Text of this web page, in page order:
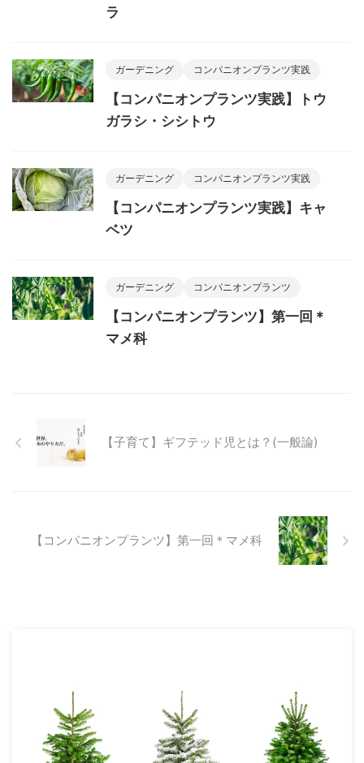
ラ
ガーデニング コンパニオンプランツ実践
【コンパニオンプランツ実践】トウ
ガラシ・シシトウ
ガーデニング コンパニオンプランツ実践
【コンパニオンプランツ実践】キャ
ベツ
ガーデニング コンパニオンプランツ
【コンパニオンプランツ】第一回＊
マメ科
【子育て】ギフテッド児とは？(一般論)
【コンパニオンプランツ】第一回＊マメ科